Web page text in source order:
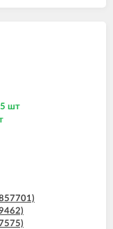
панель)
панель)
шт